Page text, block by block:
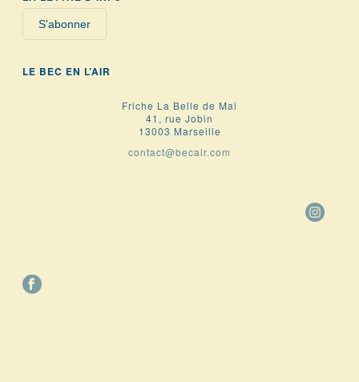
S'abonner
LE BEC EN L’AIR
Friche La Belle de Mai
41, rue Jobin
13003 Marseille
contact@becair.com